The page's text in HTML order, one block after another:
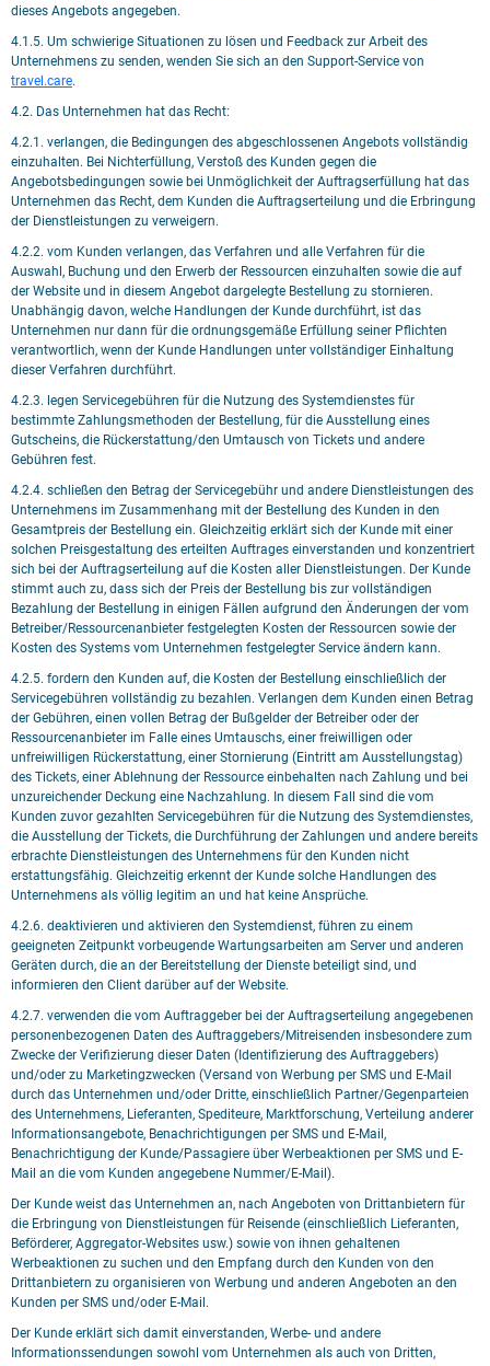
dieses Angebots angegeben.
4.1.5. Um schwierige Situationen zu lösen und Feedback zur Arbeit des
Unternehmens zu senden, wenden Sie sich an den Support-Service von
travel.care.
4.2. Das Unternehmen hat das Recht:
4.2.1. verlangen, die Bedingungen des abgeschlossenen Angebots vollständig
einzuhalten. Bei Nichterfüllung, Verstoß des Kunden gegen die
Angebotsbedingungen sowie bei Unmöglichkeit der Auftragserfüllung hat das
Unternehmen das Recht, dem Kunden die Auftragserteilung und die Erbringung
der Dienstleistungen zu verweigern.
4.2.2. vom Kunden verlangen, das Verfahren und alle Verfahren für die
Auswahl, Buchung und den Erwerb der Ressourcen einzuhalten sowie die auf
der Website und in diesem Angebot dargelegte Bestellung zu stornieren.
Unabhängig davon, welche Handlungen der Kunde durchführt, ist das
Unternehmen nur dann für die ordnungsgemäße Erfüllung seiner Pflichten
verantwortlich, wenn der Kunde Handlungen unter vollständiger Einhaltung
dieser Verfahren durchführt.
4.2.3. legen Servicegebühren für die Nutzung des Systemdienstes für
bestimmte Zahlungsmethoden der Bestellung, für die Ausstellung eines
Gutscheins, die Rückerstattung/den Umtausch von Tickets und andere
Gebühren fest.
4.2.4. schließen den Betrag der Servicegebühr und andere Dienstleistungen des
Unternehmens im Zusammenhang mit der Bestellung des Kunden in den
Gesamtpreis der Bestellung ein. Gleichzeitig erklärt sich der Kunde mit einer
solchen Preisgestaltung des erteilten Auftrages einverstanden und konzentriert
sich bei der Auftragserteilung auf die Kosten aller Dienstleistungen. Der Kunde
stimmt auch zu, dass sich der Preis der Bestellung bis zur vollständigen
Bezahlung der Bestellung in einigen Fällen aufgrund den Änderungen der vom
Betreiber/Ressourcenanbieter festgelegten Kosten der Ressourcen sowie der
Kosten des Systems vom Unternehmen festgelegter Service ändern kann.
4.2.5. fordern den Kunden auf, die Kosten der Bestellung einschließlich der
Servicegebühren vollständig zu bezahlen. Verlangen dem Kunden einen Betrag
der Gebühren, einen vollen Betrag der Bußgelder der Betreiber oder der
Ressourcenanbieter im Falle eines Umtauschs, einer freiwilligen oder
unfreiwilligen Rückerstattung, einer Stornierung (Eintritt am Ausstellungstag)
des Tickets, einer Ablehnung der Ressource einbehalten nach Zahlung und bei
unzureichender Deckung eine Nachzahlung. In diesem Fall sind die vom
Kunden zuvor gezahlten Servicegebühren für die Nutzung des Systemdienstes,
die Ausstellung der Tickets, die Durchführung der Zahlungen und andere bereits
erbrachte Dienstleistungen des Unternehmens für den Kunden nicht
erstattungsfähig. Gleichzeitig erkennt der Kunde solche Handlungen des
Unternehmens als völlig legitim an und hat keine Ansprüche.
4.2.6. deaktivieren und aktivieren den Systemdienst, führen zu einem
geeigneten Zeitpunkt vorbeugende Wartungsarbeiten am Server und anderen
Geräten durch, die an der Bereitstellung der Dienste beteiligt sind, und
informieren den Client darüber auf der Website.
4.2.7. verwenden die vom Auftraggeber bei der Auftragserteilung angegebenen
personenbezogenen Daten des Auftraggebers/Mitreisenden insbesondere zum
Zwecke der Verifizierung dieser Daten (Identifizierung des Auftraggebers)
und/oder zu Marketingzwecken (Versand von Werbung per SMS und E-Mail
durch das Unternehmen und/oder Dritte, einschließlich Partner/Gegenparteien
des Unternehmens, Lieferanten, Spediteure, Marktforschung, Verteilung anderer
Informationsangebote, Benachrichtigungen per SMS und E-Mail,
Benachrichtigung der Kunde/Passagiere über Werbeaktionen per SMS und E-
Mail an die vom Kunden angegebene Nummer/E-Mail).
Der Kunde weist das Unternehmen an, nach Angeboten von Drittanbietern für
die Erbringung von Dienstleistungen für Reisende (einschließlich Lieferanten,
Beförderer, Aggregator-Websites usw.) sowie von ihnen gehaltenen
Werbeaktionen zu suchen und den Empfang durch den Kunden von den
Drittanbietern zu organisieren von Werbung und anderen Angeboten an den
Kunden per SMS und/oder E-Mail.
Der Kunde erklärt sich damit einverstanden, Werbe- und andere
Informationssendungen sowohl vom Unternehmen als auch von Dritten,